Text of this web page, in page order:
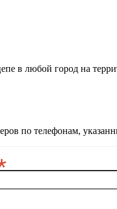
в любой город на
по телефонам,